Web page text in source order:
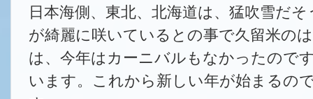
日本海側、東北、北海道は、猛吹雪だ
が綺麗に咲いているとの事で久留米の
は、今年はカーニバルもなかったので
います。これから新しい年が始まるの